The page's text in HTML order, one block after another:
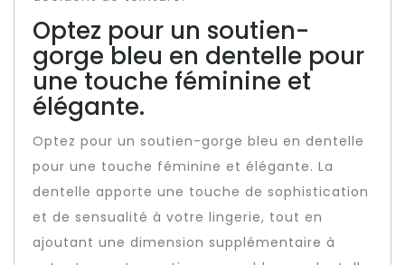
Optez pour un soutien-
gorge bleu en dentelle pour
une touche féminine et
élégante.
Optez pour un soutien-gorge bleu en dentelle
pour une touche féminine et élégante. La
dentelle apporte une touche de sophistication
et de sensualité à votre lingerie, tout en
ajoutant une dimension supplémentaire à